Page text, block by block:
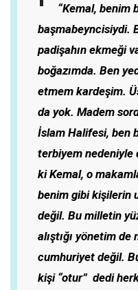
“Kemal, benim
başmabeyncisiydi.
padişahın ekmeği
boğazımda. Ben
etmem kardeşim.
da yok. Madem
İslam Halifesi, ben
terbiyem nedeniyle
ki Kemal, o
benim gibi kişilerin
değil. Bu milletin
alıştığı yönetim
cumhuriyet değil.
kişi “otur” dedi